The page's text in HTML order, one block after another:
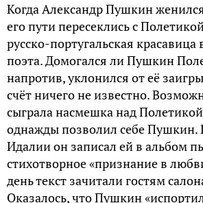
Когда Александр Пушкин
его пути пересеклись с
русско-португальская красавица
поэта. Домогался ли Пушкин
напротив, уклонился от её
счёт ничего не известно.
сыграла насмешка над
однажды позволил себе Пушкин.
Идалии он записал ей в альбом
стихотворное «признание в
день текст зачитали гостям
Оказалось, что Пушкин